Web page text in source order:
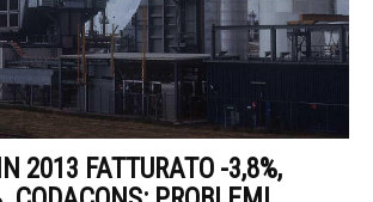
2013 FATTURATO -3,8%,